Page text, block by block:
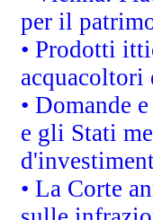
per il
• Prodotti
acquacoltori
• Domande
e gli Stati
• La Corte